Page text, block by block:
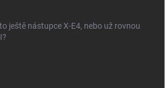
ještě nástupce X-E4, nebo už rovnou